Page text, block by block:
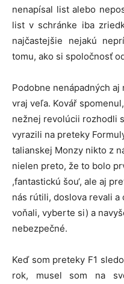
nenapísal list alebo
list v schránke iba
najčastejšie nejakú
tomu, ako si spoločnosť
Podobne nenápadných
vraj veľa. Kovář
nežnej revolúcii rozhodli
vyrazili na preteky
talianskej Monzy nikto z
nielen preto, že to bolo
,fantastickú šou‘, ale aj
nás rútili, doslova revali
voňali, vyberte si) a
nebezpečné.
Keď som preteky F1
rok, musel som na